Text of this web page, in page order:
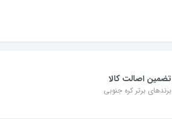
تضمین اصالت کالا
برندهای برتر کره جنوبی